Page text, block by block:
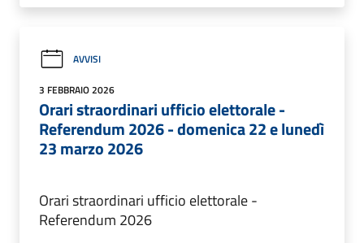
AVVISI
3 FEBBRAIO 2026
Orari straordinari ufficio elettorale -
Referendum 2026 - domenica 22 e lunedì
23 marzo 2026
Orari straordinari ufficio elettorale -
Referendum 2026